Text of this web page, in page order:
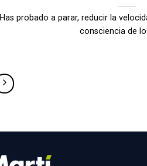
Has probado a parar, reducir la
consciencia de lo